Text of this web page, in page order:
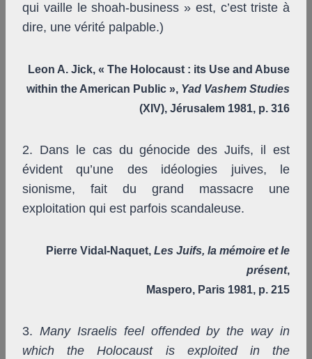
qui vaille le shoah-business » est, c’est triste à
dire, une vérité palpable.)
Leon A. Jick, « The Holocaust : its Use and Abuse
within the American Public », Yad Vashem Studies
(XIV), Jérusalem 1981, p. 316
2. Dans le cas du génocide des Juifs, il est
évident qu’une des idéologies juives, le
sionisme, fait du grand massacre une
exploitation qui est parfois scandaleuse.
Pierre Vidal-Naquet, Les Juifs, la mémoire et le
présent,
Maspero, Paris 1981, p. 215
3. Many Israelis feel offended by the way in
which the Holocaust is exploited in the